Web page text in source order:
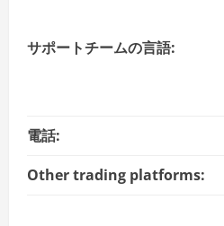
サポートチームの言語:
電話:
Other trading platforms: